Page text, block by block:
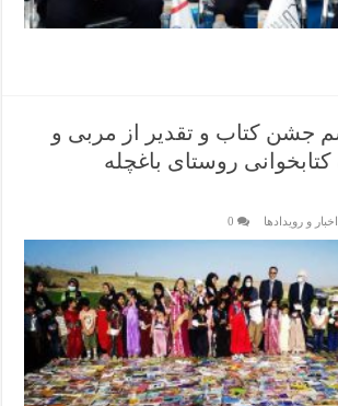
جشن کتاب و تقدیر از مربی و
روستای باغچله
اخبار و رویدادها 0